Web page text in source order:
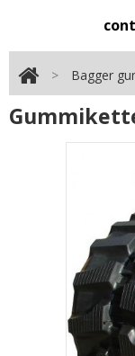
> Bagger